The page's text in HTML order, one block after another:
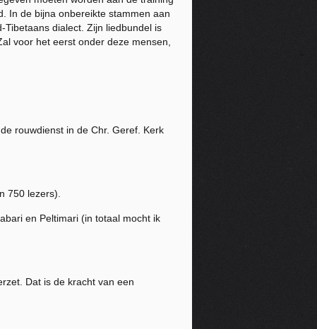
In de bijna onbereikte stammen aan
dialect. Zijn liedbundel is
voor het eerst onder deze mensen,
rouwdienst in de Chr. Geref. Kerk
750 lezers).
en Peltimari (in totaal mocht ik
Dat is de kracht van een